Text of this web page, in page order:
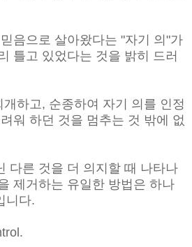
음으로 살아왔다는 "자기 의"가
틀고 있었다는 것을 밝히 드러
하고, 순종하여 자기 의를 인정
워 하던 것을 멈추는 것 밖에 없
다른 것을 더 의지할 때 나타나
제거하는 유일한 방법은 하나
니다.